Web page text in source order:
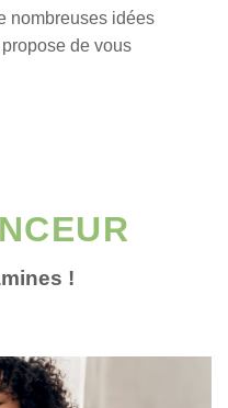
nombreuses idées
de vous
!